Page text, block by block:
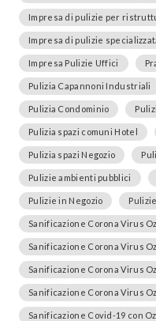
Impresa di pulizie per
Impresa di pulizie
Impresa Pulizie Uffici
Pulizia Capannoni Industriali
Pulizia Condominio
Pulizia spazi comuni Hotel
Pulizia spazi Negozio
Pulizie ambienti pubblici
Pulizie in Negozio
Sanificazione Corona Virus
Sanificazione Corona Virus
Sanificazione Corona Virus
Sanificazione Corona Virus
Sanificazione Covid-19 con